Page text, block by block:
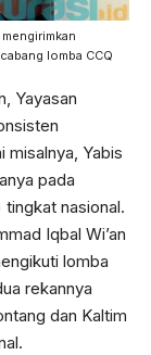
lomba CCQ
Yayasan
misalnya, Yabis
pada
nasional.
Iqbal Wi’an
lomba
rekannya
dan Kaltim